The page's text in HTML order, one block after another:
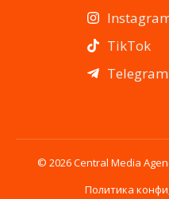
TikTok
Telegram
© 2026 Central Media
Политика